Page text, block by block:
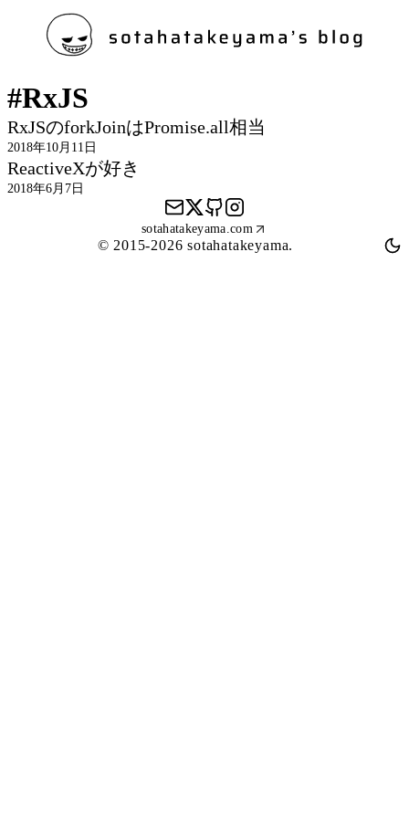
#RxJS
RxJSのforkJoinはPromise.all相当
2018年10月11日
ReactiveXが好き
2018年6月7日
MailX GitHubInstagram
sotahatakeyama.com
© 2015-2026 sotahatakeyama.